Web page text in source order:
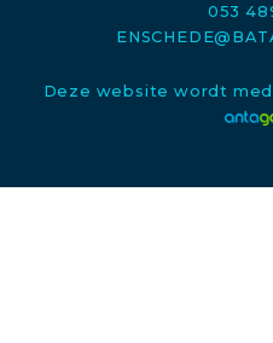
053
Deze website wordt